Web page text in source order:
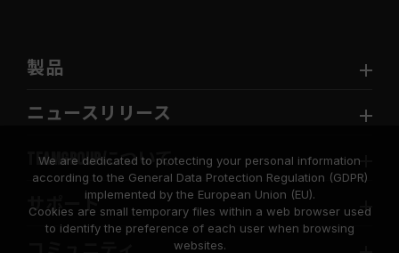
製品
ニュースリリース
TEAMGROUPについて
サポート
We are dedicated to protecting your personal information
according to the General Data Protection Regulation (GDPR)
implemented by the European Union (EU).
Cookies are small temporary files within a web browser used
to identify the preference of each user when browsing
websites.